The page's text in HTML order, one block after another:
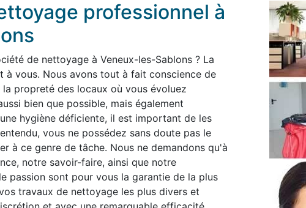
professionnel à
de nettoyage à Veneux-les-Sablons ? La
à vous. Nous avons tout à fait conscience de
propreté des locaux où vous évoluez
bien que possible, mais également
hygiène déficiente, il est important de les
vous ne possédez sans doute pas le
à ce genre de tâche. Nous ne demandons qu'à
notre savoir-faire, ainsi que notre
passion sont pour vous la garantie de la plus
travaux de nettoyage les plus divers et